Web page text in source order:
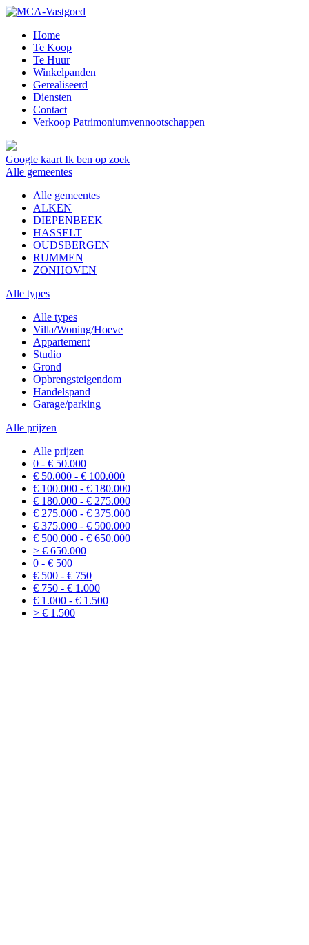
Home
Te Koop
Te Huur
Winkelpanden
Gerealiseerd
Diensten
Contact
Verkoop Patrimoniumvennootschappen
Google kaart Ik ben op zoek
Alle gemeentes
Alle gemeentes
ALKEN
DIEPENBEEK
HASSELT
OUDSBERGEN
RUMMEN
ZONHOVEN
Alle types
Alle types
Villa/Woning/Hoeve
Appartement
Studio
Grond
Opbrengsteigendom
Handelspand
Garage/parking
Alle prijzen
Alle prijzen
0 - € 50.000
€ 50.000 - € 100.000
€ 100.000 - € 180.000
€ 180.000 - € 275.000
€ 275.000 - € 375.000
€ 375.000 - € 500.000
€ 500.000 - € 650.000
> € 650.000
0 - € 500
€ 500 - € 750
€ 750 - € 1.000
€ 1.000 - € 1.500
> € 1.500